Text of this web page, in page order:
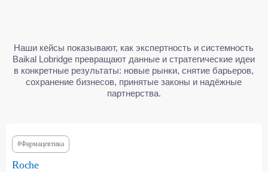
#Фармацевтика
Roche
СМОТРЕТЬ ВСЕ КЕЙСЫ